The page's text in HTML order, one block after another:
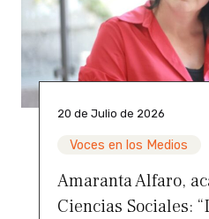
20 de Julio de 2026
Voces en los Medios
Amaranta Alfaro,
Ciencias Sociales: